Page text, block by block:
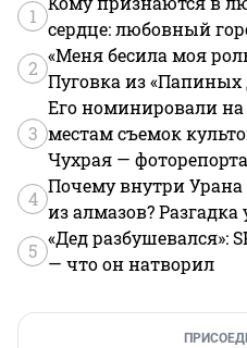
1
сердце: любовный
2
«Меня бесила моя
Пуговка из «Папиных
3
Его номинировали на
местам съемок
Чухрая —
4
Почему внутри
из алмазов?
5
«Дед разбушевался»:
— что он натворил